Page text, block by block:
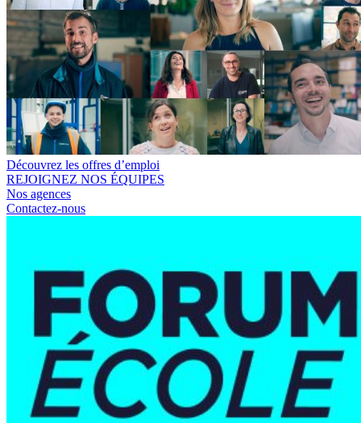
Découvrez les offres d’emploi
REJOIGNEZ NOS ÉQUIPES
Nos agences
Contactez-nous